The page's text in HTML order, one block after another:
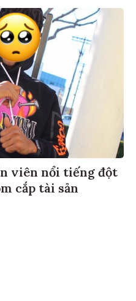
viên nổi tiếng đột
cắp tài sản